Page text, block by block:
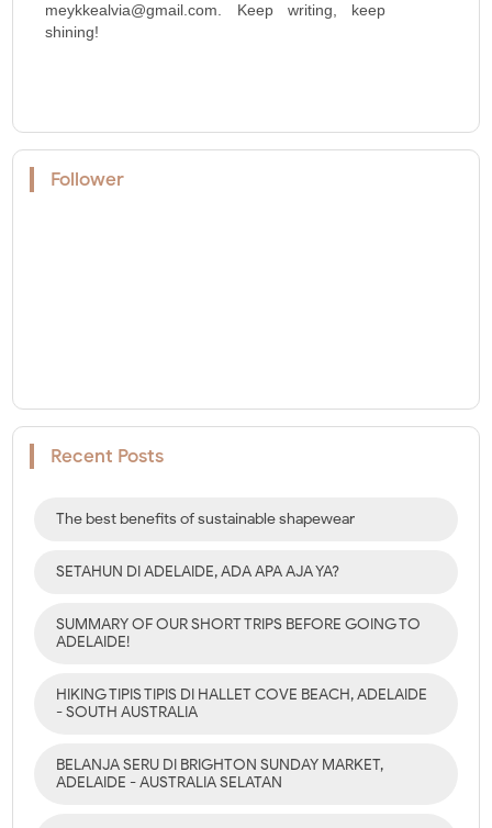
meykkealvia@gmail.com. Keep writing, keep
shining!
Follower
Recent Posts
The best benefits of sustainable shapewear
SETAHUN DI ADELAIDE, ADA APA AJA YA?
SUMMARY OF OUR SHORT TRIPS BEFORE GOING TO
ADELAIDE!
HIKING TIPIS TIPIS DI HALLET COVE BEACH, ADELAIDE
- SOUTH AUSTRALIA
BELANJA SERU DI BRIGHTON SUNDAY MARKET,
ADELAIDE - AUSTRALIA SELATAN